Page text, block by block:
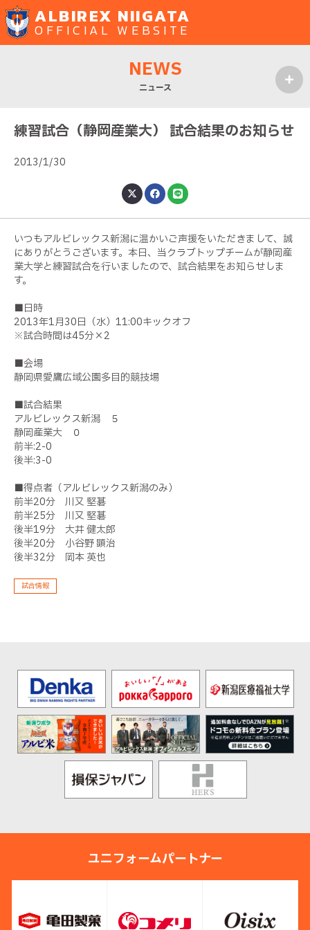
ALBIREX NIIGATA
OFFICIAL WEBSITE
NEWS
ニュース
練習試合（静岡産業大） 試合結果のお知らせ
2013/1/30
いつもアルビレックス新潟に温かいご声援をいただきまして、誠
にありがとうございます。本日、当クラブトップチームが静岡産
業大学と練習試合を行いましたので、試合結果をお知らせしま
す。
■日時
2013年1月30日（水）11:00キックオフ
※試合時間は45分×2
■会場
静岡県愛鷹広域公園多目的競技場
■試合結果
アルビレックス新潟 ５
静岡産業大 ０
前半:2-0
後半:3-0
■得点者（アルビレックス新潟のみ）
前半20分 川又 堅碁
前半25分 川又 堅碁
後半19分 大井 健太郎
後半20分 小谷野 顕治
後半32分 岡本 英也
試合情報
ユニフォームパートナー